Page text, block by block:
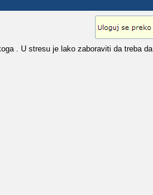
. U stresu je lako zaboraviti da treba